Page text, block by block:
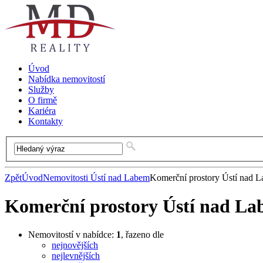
Úvod
Nabídka nemovitostí
Služby
O firmě
Kariéra
Kontakty
ZpětÚvodNemovitosti Ústí nad LabemKomerční prostory Ústí nad
Komerční prostory Ústí nad
Nemovitostí v nabídce: 1, řazeno dle
nejnovějších
nejlevnějších